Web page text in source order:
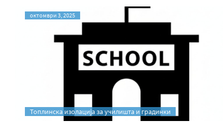
октомври 3, 2025
Топлинска изолација за училишта и градинки